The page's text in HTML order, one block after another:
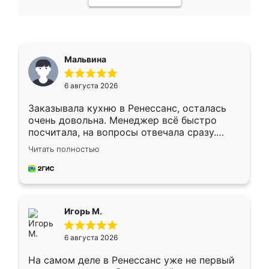
Мальвина
6 августа 2026
Заказывала кухню в Ренессанс, осталась
очень довольна. Менеджер всё быстро
посчитала, на вопросы отвечала сразу.
Замерщик приехал в субботу, подошёл к
делу со всей ответственностью. Собрали
за день, ребята работали аккуратно, даже
Читать полностью
Игорь М.
6 августа 2026
На самом деле в Ренессанс уже не первый